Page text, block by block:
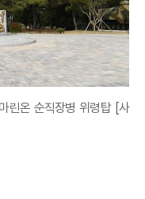
린온 순직장병 위령탑 [사